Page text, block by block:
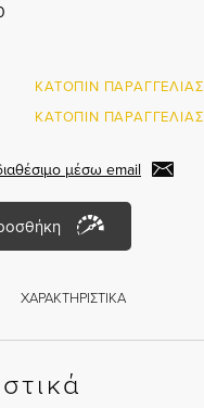
ΚΑΤΟΠΙΝ ΠΑΡΑΓΓΕΛΙΑΣ
ΚΑΤΟΠΙΝ ΠΑΡΑΓΓΕΛΙΑΣ
μέσω email
ΧΑΡΑΚΤΗΡΙΣΤΙΚΑ